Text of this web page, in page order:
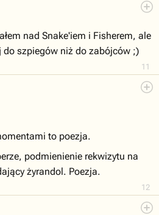
11
nad Snake'iem i Fisherem, ale
szpiegów niż do zabójców ;)
12
to poezja.
podmienienie rekwizytu na
żyrandol. Poezja.